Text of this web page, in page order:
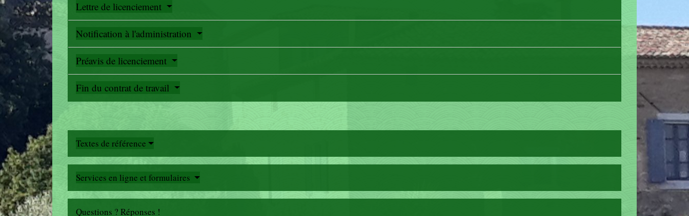
Lettre de licenciement
Notification à l'administration
Préavis de licenciement
Fin du contrat de travail
Textes de référence
Services en ligne et formulaires
Questions ? Réponses !